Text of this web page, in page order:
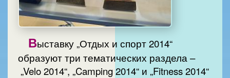
Выставку „Отдых и спорт 2014“
образуют три тематических раздела –
„Velo 2014“, „Camping 2014“ и „Fitness 2014“